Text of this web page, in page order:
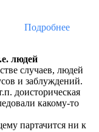
Подробнее
людей
случаев, людей
и заблуждений.
доисторическая
какому-то
партачится ни к